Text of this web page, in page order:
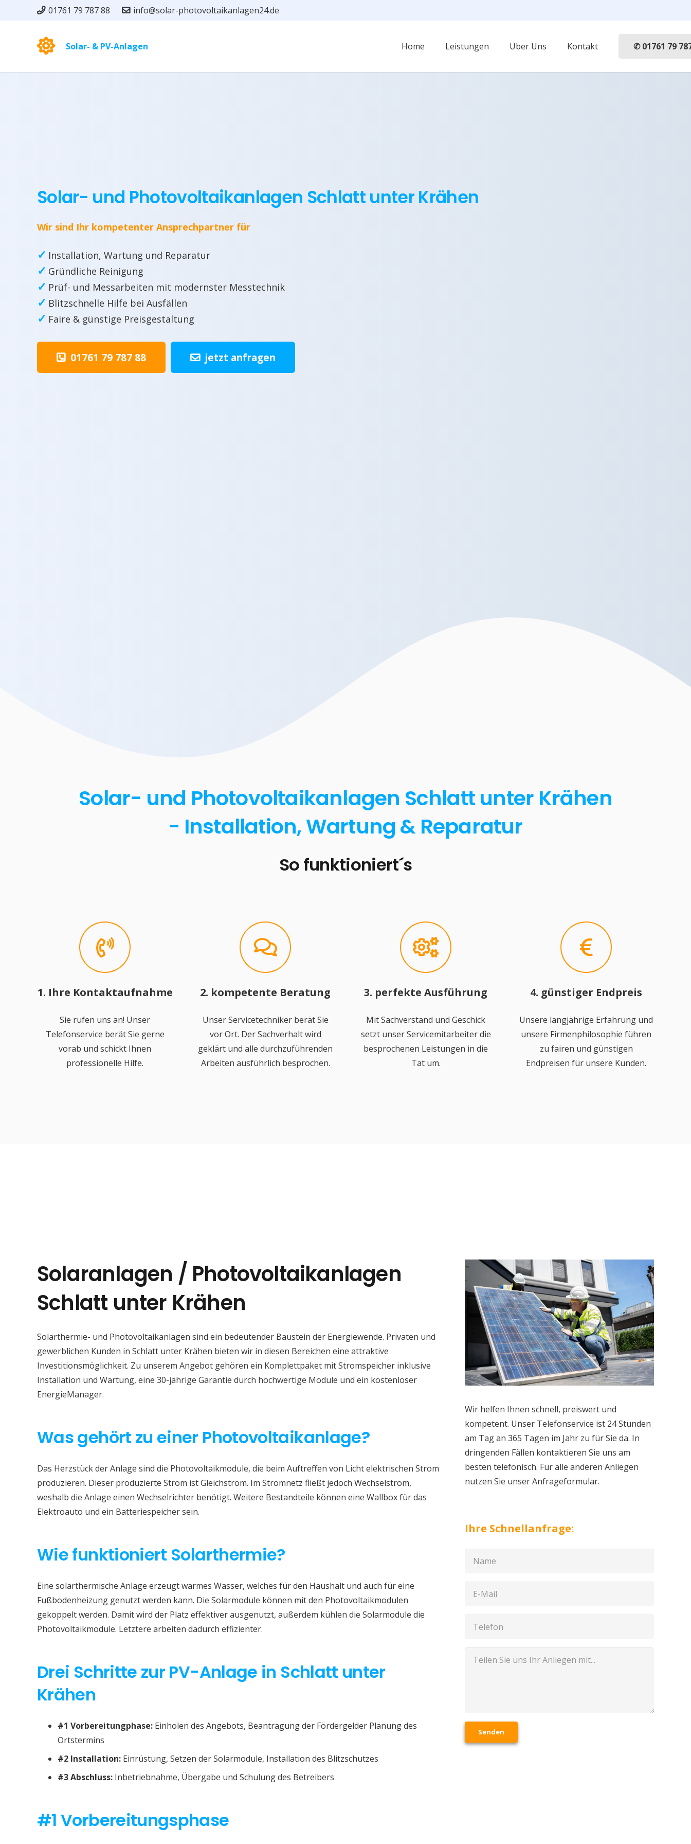
01761 79 787 88 info@solar-photovoltaikanlagen24.de
Solar- & PV-Anlagen Home Leistungen Über Uns Kontakt ✆ 01761 79
Solar- und Photovoltaikanlagen Schlatt unter Krähen
Wir sind Ihr kompetenter Ansprechpartner für
✓ Installation, Wartung und Reparatur
✓ Gründliche Reinigung
✓ Prüf- und Messarbeiten mit modernster Messtechnik
✓ Blitzschnelle Hilfe bei Ausfällen
✓ Faire & günstige Preisgestaltung
01761 79 787 88 jetzt anfragen
Solar- und Photovoltaikanlagen Schlatt unter Krähen
- Installation, Wartung & Reparatur
So funktioniert´s
1. Ihre Kontaktaufnahme
Sie rufen uns an! Unser
Telefonservice berät Sie gerne
vorab und schickt Ihnen
professionelle Hilfe.
2. kompetente Beratung
Unser Servicetechniker berät Sie
vor Ort. Der Sachverhalt wird
geklärt und alle durchzuführenden
Arbeiten ausführlich besprochen.
3. perfekte Ausführung
Mit Sachverstand und Geschick
setzt unser Servicemitarbeiter die
besprochenen Leistungen in die
Tat um.
4. günstiger Endpreis
Unsere langjährige Erfahrung und
unsere Firmenphilosophie führen
zu fairen und günstigen
Endpreisen für unsere Kunden.
Solaranlagen / Photovoltaikanlagen
Schlatt unter Krähen
Solarthermie- und Photovoltaikanlagen sind ein bedeutender Baustein der Energiewende. Privaten und
gewerblichen Kunden in Schlatt unter Krähen bieten wir in diesen Bereichen eine attraktive
Investitionsmöglichkeit. Zu unserem Angebot gehören ein Komplettpaket mit Stromspeicher inklusive
Installation und Wartung, eine 30-jährige Garantie durch hochwertige Module und ein kostenloser
EnergieManager.
Was gehört zu einer Photovoltaikanlage?
Das Herzstück der Anlage sind die Photovoltaikmodule, die beim Auftreffen von Licht elektrischen Strom
produzieren. Dieser produzierte Strom ist Gleichstrom. Im Stromnetz fließt jedoch Wechselstrom,
weshalb die Anlage einen Wechselrichter benötigt. Weitere Bestandteile können eine Wallbox für das
Elektroauto und ein Batteriespeicher sein.
Wie funktioniert Solarthermie?
Eine solarthermische Anlage erzeugt warmes Wasser, welches für den Haushalt und auch für eine
Fußbodenheizung genutzt werden kann. Die Solarmodule können mit den Photovoltaikmodulen
gekoppelt werden. Damit wird der Platz effektiver ausgenutzt, außerdem kühlen die Solarmodule die
Photovoltaikmodule. Letztere arbeiten dadurch effizienter.
Drei Schritte zur PV-Anlage in Schlatt unter
Krähen
#1 Vorbereitungphase: Einholen des Angebots, Beantragung der Fördergelder Planung des
Ortstermins
#2 Installation: Einrüstung, Setzen der Solarmodule, Installation des Blitzschutzes
#3 Abschluss: Inbetriebnahme, Übergabe und Schulung des Betreibers
#1 Vorbereitungsphase
Wir helfen Ihnen schnell, preiswert und
kompetent. Unser Telefonservice ist 24 Stunden
am Tag an 365 Tagen im Jahr zu für Sie da. In
dringenden Fällen kontaktieren Sie uns am
besten telefonisch. Für alle anderen Anliegen
nutzen Sie unser Anfrageformular.
Ihre Schnellanfrage:
Senden